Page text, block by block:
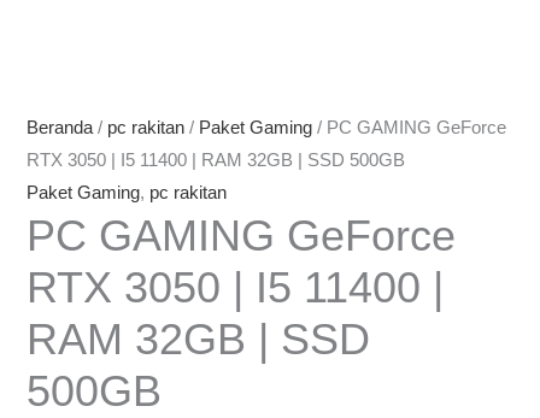
Beranda/ pc rakitan / Paket Gaming / PC GAMING GeForce
RTX 3050 | I5 11400 | RAM 32GB | SSD 500GB
Paket Gaming, pc rakitan
PC GAMING GeForce
RTX 3050 | I5 11400 |
RAM 32GB | SSD
500GB